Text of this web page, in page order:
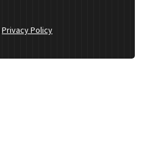
Privacy Policy